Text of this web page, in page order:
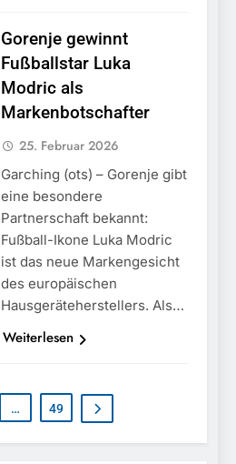
Gorenje gewinnt
Fußballstar Luka
Modric als
Markenbotschafter
25. Februar 2026
Garching (ots) – Gorenje gibt
eine besondere
Partnerschaft bekannt:
Fußball-Ikone Luka Modric
ist das neue Markengesicht
des europäischen
Hausgeräteherstellers. Als…
Weiterlesen
… 49